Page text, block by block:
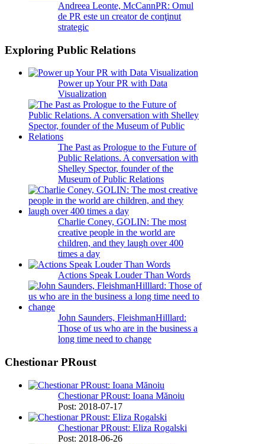
Andreea Leonte, McCannPR: Omul
de PR este un creator de conţinut
strategic
Exploring Public Relations
Power up Your PR with Data
Visualization
The Past as Prologue to the Future of
Public Relations. A conversation with
Shelley Spector, founder of the
Museum of Public Relations
Charlie Coney, GOLIN: The most
creative people in the world are
children, and they laugh over 400
times a day
Actions Speak Louder Than Words
John Saunders, FleishmanHilllard:
Those of us who are in the business a
long time need to change
Chestionar PRoust
Chestionar PRoust: Ioana Mănoiu
Post: 2018-07-17
Chestionar PRoust: Eliza Rogalski
Post: 2018-06-26